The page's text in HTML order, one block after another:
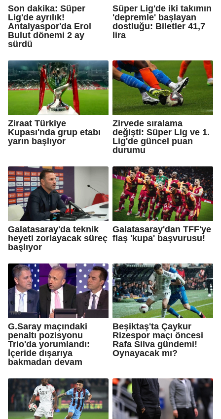
Son dakika: Süper
Lig'de ayrılık!
Antalyaspor'da Erol
Bulut dönemi 2 ay
sürdü
Süper Lig'de iki takımın
'depremle' başlayan
dostluğu: Biletler 41,7
lira
Ziraat Türkiye
Kupası'nda grup etabı
yarın başlıyor
Zirvede sıralama
değişti: Süper Lig ve 1.
Lig'de güncel puan
durumu
Galatasaray'da teknik
heyeti zorlayacak süreç
başlıyor
Galatasaray'dan TFF'ye
flaş 'kupa' başvurusu!
G.Saray maçındaki
penaltı pozisyonu
Trio'da yorumlandı:
İçeride dışarıya
bakmadan devam
Beşiktaş'ta Çaykur
Rizespor maçı öncesi
Rafa Silva gündemi!
Oynayacak mı?